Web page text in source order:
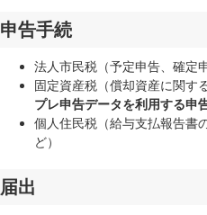
申告手続
法人市民税（予定申告、確定
固定資産税（償却資産に関す
プレ申告データを利用する申
個人住民税（給与支払報告書
ど）
届出